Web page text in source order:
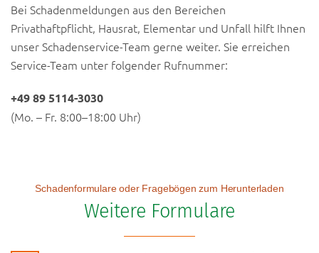
Bei Schadenmeldungen aus den Bereichen
Privathaftpflicht, Hausrat, Elementar und Unfall hilft Ihnen
unser Schadenservice-Team gerne weiter. Sie erreichen
Service-Team unter folgender Rufnummer:
+49 89 5114-3030
(Mo. – Fr. 8:00–18:00 Uhr)
Weitere Formulare
Schadenformulare oder Fragebögen zum Herunterladen